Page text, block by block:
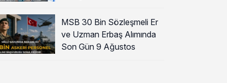
MSB 30 Bin Sözleşmeli Er
ve Uzman Erbaş Alımında
Son Gün 9 Ağustos